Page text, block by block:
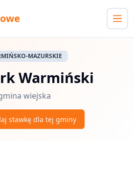
MAZURSKIE
Warmiński
wiejska
stawkę dla tej gminy